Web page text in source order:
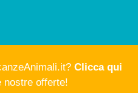
Clicca qui
nostre offerte!